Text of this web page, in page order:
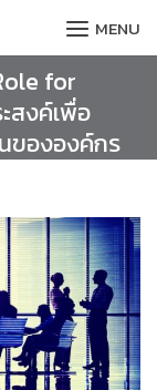
MENU
for
สงค์เพื่อ
ขององค์กร